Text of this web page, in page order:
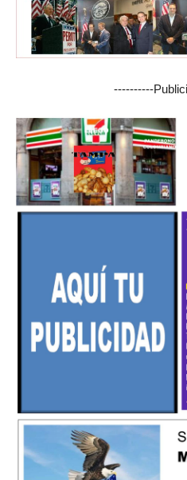
----------